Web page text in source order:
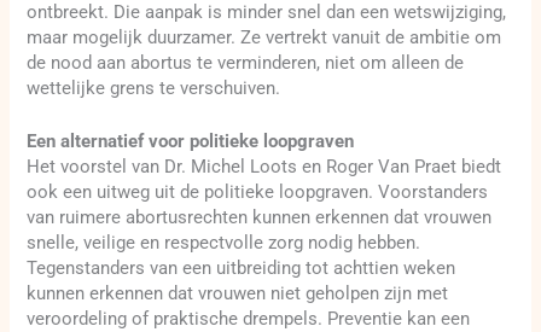
ontbreekt. Die aanpak is minder snel dan een wetswijziging,
maar mogelijk duurzamer. Ze vertrekt vanuit de ambitie om
de nood aan abortus te verminderen, niet om alleen de
wettelijke grens te verschuiven.
Een alternatief voor politieke loopgraven
Het voorstel van Dr. Michel Loots en Roger Van Praet biedt
ook een uitweg uit de politieke loopgraven. Voorstanders
van ruimere abortusrechten kunnen erkennen dat vrouwen
snelle, veilige en respectvolle zorg nodig hebben.
Tegenstanders van een uitbreiding tot achttien weken
kunnen erkennen dat vrouwen niet geholpen zijn met
veroordeling of praktische drempels. Preventie kan een